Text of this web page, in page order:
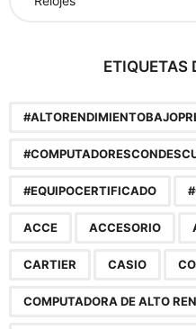
ETIQUETAS
#EQUIPOCERTIFICADO
ACCE ACCESORIO
CARTIER CASIO
COMPUTADORA DE ALTO